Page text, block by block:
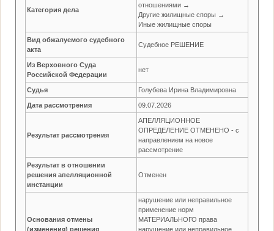
Категория дела
отношениями →
Другие жилищные споры →
Иные жилищные споры
Вид обжалуемого судебного
акта
Судебное РЕШЕНИЕ
Из Верховного Суда
Российской Федерации
нет
Судья Голубева Ирина Владимировна
Дата рассмотрения 09.07.2026
Результат рассмотрения
АПЕЛЛЯЦИОННОЕ
ОПРЕДЕЛЕНИЕ ОТМЕНЕНО - с
направлением на новое
рассмотрение
Результат в отношении
решения апелляционной
инстанции
Отменен
Основания отмены
(изменения) решения
нарушение или неправильное
применение норм
МАТЕРИАЛЬНОГО права
нарушение или неправильное